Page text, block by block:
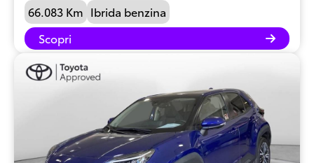
66.083 Km Ibrida benzina
Scopri